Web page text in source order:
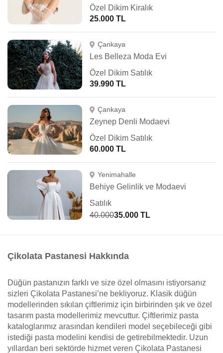
Özel Dikim Kiralık
25.000 TL
Çankaya
Les Belleza Moda Evi
Özel Dikim Satılık
39.990 TL
Çankaya
Zeynep Denli Modaevi
Özel Dikim Satılık
60.000 TL
Yenimahalle
Behiye Gelinlik ve Modaevi
Satılık
40.00035.000 TL
Çikolata Pastanesi Hakkında
Düğün pastanızın farklı ve size özel olmasını istiyorsanız
sizleri Çikolata Pastanesi’ne bekliyoruz. Klasik düğün
modellerinden sıkılan çiftlerimiz için birbirinden şık ve özel
tasarım pasta modellerimiz mevcuttur. Çiftlerimiz pasta
kataloglarımız arasından kendileri model seçebileceği gibi
istediği pasta modelini kendisi de getirebilmektedir. Uzun
yıllardan beri sektörde hizmet veren Çikolata Pastanesi